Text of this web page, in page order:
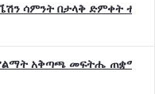
ሳምንት በታላቅ ድምቀት
አቅጣጫ መፍትሔ ጠቋሚ